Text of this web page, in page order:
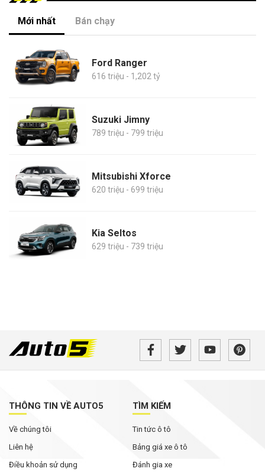
Mới nhất Bán chạy
Ford Ranger
616 triệu - 1,202 tỷ
Suzuki Jimny
789 triệu - 799 triệu
Mitsubishi Xforce
620 triệu - 699 triệu
Kia Seltos
629 triệu - 739 triệu
THÔNG TIN VỀ AUTO5
Về chúng tôi
Liên hệ
Điều khoản sử dụng
TÌM KIẾM
Tin tức ô tô
Bảng giá xe ô tô
Đánh gia xe